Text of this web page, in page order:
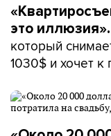
это иллюзия».
который
1030$ и хочет к